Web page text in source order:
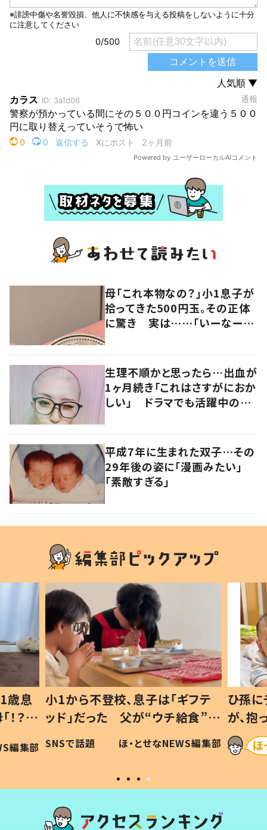
母「これ本物なの？」小1息子が
拾ってきた500円玉。その正体
に驚き 実は……「いーなー」
生理不順かと思ったら…出血が
1ヶ月続き「これはさすがにおか
しい」 ドラマでも活躍中の女
平成7年に生まれた双子…その
29年後の姿に「漫画みたい」
「素敵すぎる」
歳息
？」
編集部
小1から不登校、息子は「ギフテ
ッド」だった 父が“ウチ給食”を
作り続ける理由とは #令和の親
#令和の子
SNSで話題 ほ・とせなNEWS編集部
ひ孫
が、
「涙が
い」